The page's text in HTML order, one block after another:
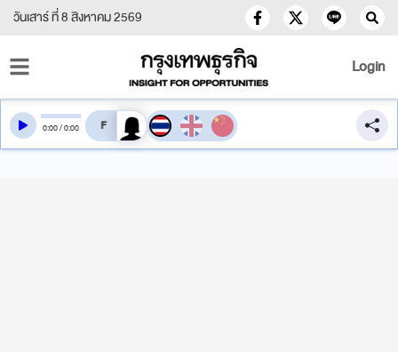
วันเสาร์ ที่ 8 สิงหาคม 2569
Login
0:00/0:00 สลับเสียงอ่าน